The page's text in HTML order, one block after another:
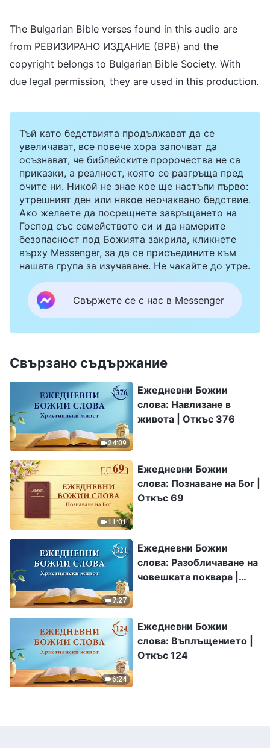
The Bulgarian Bible verses found in this audio are
from РЕВИЗИРАНО ИЗДАНИЕ (BPB) and the
copyright belongs to Bulgarian Bible Society. With
due legal permission, they are used in this production.
Тъй като бедствията продължават да се
увеличават, все повече хора започват да
осъзнават, че библейските пророчества не са
приказки, а реалност, която се разгръща пред
очите ни. Никой не знае кое ще настъпи първо:
утрешният ден или някое неочаквано бедствие.
Ако желаете да посрещнете завръщането на
Господ със семейството си и да намерите
безопасност под Божията закрила, кликнете
върху Messenger, за да се присъедините към
нашата група за изучаване. Не чакайте до утре.
Свържете се с нас в Messenger
Свързано съдържание
24:09
Ежедневни Божии
слова: Навлизане в
живота | Откъс 376
11:01
Ежедневни Божии
слова: Познаване на Бог |
Откъс 69
7:27
Ежедневни Божии
слова: Разобличаване на
човешката поквара |
6:24
Ежедневни Божии
слова: Въплъщението |
Откъс 124